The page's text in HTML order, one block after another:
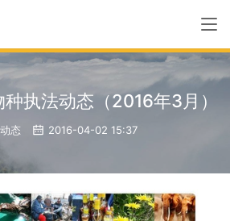
执法动态（2016年3月）
态 2016-04-02 15:37